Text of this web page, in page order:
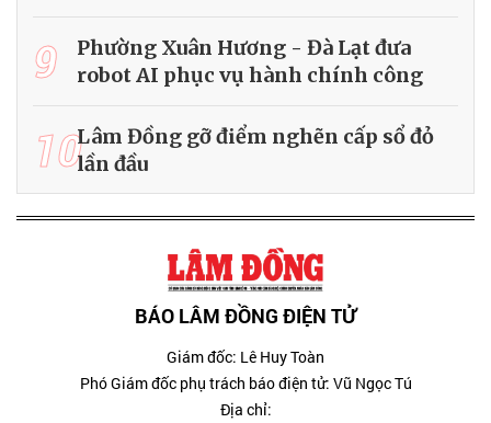
9
Phường Xuân Hương - Đà Lạt đưa
robot AI phục vụ hành chính công
10Lâm Đồng gỡ điểm nghẽn cấp sổ đỏ
lần đầu
BÁO LÂM ĐỒNG ĐIỆN TỬ
Giám đốc: Lê Huy Toàn
Phó Giám đốc phụ trách báo điện tử: Vũ Ngọc Tú
Địa chỉ: